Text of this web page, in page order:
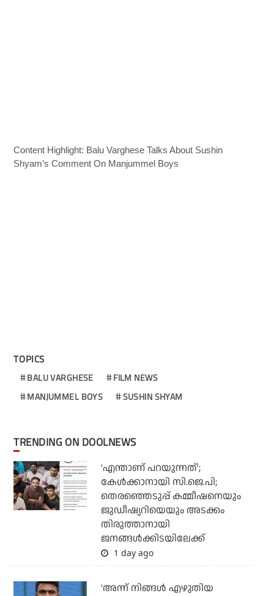
Content Highlight: Balu Varghese Talks About Sushin
Shyam’s Comment On Manjummel Boys
TOPICS
BALU VARGHESE
FILM NEWS
MANJUMMEL BOYS
SUSHIN SHYAM
TRENDING ON DOOLNEWS
'എന്താണ് പറയുന്നത്';
കേള്‍ക്കാനായി സി.ജെ.പി;
തെരഞ്ഞെടുപ്പ് കമ്മീഷനെയും
ജുഡീഷ്യറിയെയും അടക്കം
തിരുത്താനായി
ജനങ്ങള്‍ക്കിടയിലേക്ക്
1 day ago
'അന്ന് നിങ്ങള്‍ എഴുതിയ